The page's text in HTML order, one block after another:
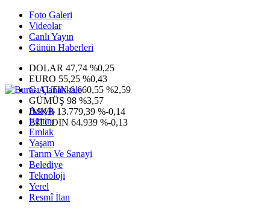
Foto Galeri
Videolar
Canlı Yayın
Günün Haberleri
DOLAR 47,74 %0,25
EURO 55,25 %0,43
G.ALTIN6.660,55 %2,59
GÜMÜŞ 98 %3,57
IMKB 13.779,39 %-0,14
BITCOIN 64.939 %-0,13
Asayiş
Eğitim
Emlak
Yaşam
Tarım Ve Sanayi
Belediye
Teknoloji
Yerel
Resmî İlan